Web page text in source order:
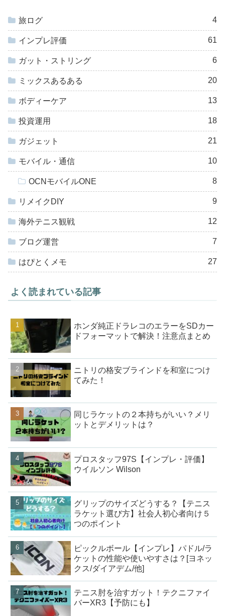
旅ログ 4
インプレ評価 61
ガット・ストリング 6
ミックスあるある 20
ボディーケア 13
投資運用 18
ガジェット 21
モバイル・通信 10
OCNモバイルONE 8
リメイクDIY 9
海外テニス観戦 12
ブログ運営 7
はぴとくメモ 27
よく読まれている記事
ホンダ純正ドラレコのエラーをSDカー
ドフォーマットで解決！注意点まとめ
ニトリの格安ブラインドを和室につけ
てみた！
同じラケットの２本持ちがいい？メリ
ットとデメリットは？
プロスタッフ97S【インプレ・評価】
ウイルソン Wilson
グリップのサイズどうする？【テニス
ラケット選び方】社会人初心者向け５
つのポイント
ピックルボール【インプレ】パドル/ラ
ケットの性能や使いやすさは？[ヨネッ
クス/ダイアデム/他]
テニス肘を治すガット！テクニファイ
バーXR3【予防にも】